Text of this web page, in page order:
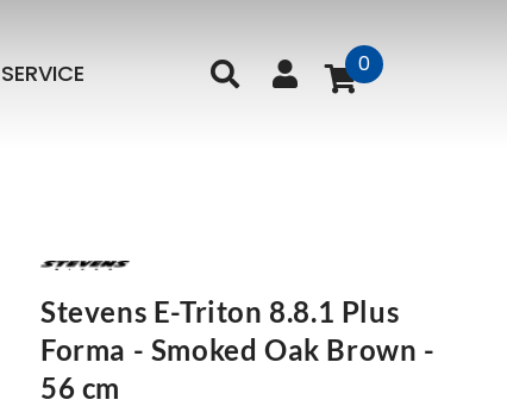
SERVICE 0
Stevens E-Triton 8.8.1 Plus
Forma - Smoked Oak Brown -
56 cm